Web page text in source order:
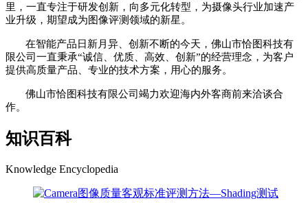
里，一直专注于研发创新，向多元化转型，为摄像头行业加速产
业升级，期望成为图像评测领域的新星。
在智能产品日新月异、创新不断的今天，佛山市恰图科技有
限公司一直秉承“诚信、优质、高效、创新”的经营理念，为客户
提供高质量产品、专业的技术方案，用心的服务。
佛山市恰图科技有限公司竭力欢迎海内外客商前来洽谈合
作。
知识百科
Knowledge Encyclopedia